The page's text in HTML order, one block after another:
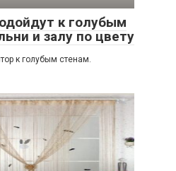
к голубым
и залу по цвету
к голубым стенам.